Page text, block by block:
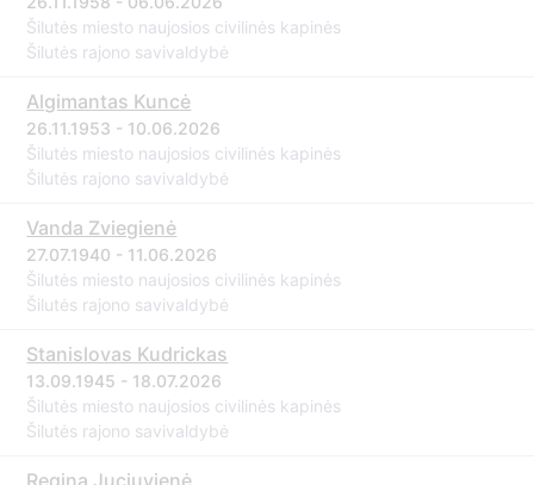
Šilutės miesto naujosios civilinės kapinės
Šilutės rajono savivaldybė
Algimantas Kuncė
26.11.1953 - 10.06.2026
Šilutės miesto naujosios civilinės kapinės
Šilutės rajono savivaldybė
Vanda Zviegienė
27.07.1940 - 11.06.2026
Šilutės miesto naujosios civilinės kapinės
Šilutės rajono savivaldybė
Stanislovas Kudrickas
13.09.1945 - 18.07.2026
Šilutės miesto naujosios civilinės kapinės
Šilutės rajono savivaldybė
Regina Juciuvienė